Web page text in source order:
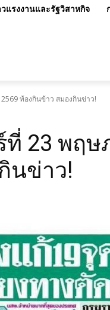
แรงงานและรัฐวิสาหกิจ
ท้องกินข้าว สมองกินข่าว!
ที่ 23 พฤษ
นข่าว!